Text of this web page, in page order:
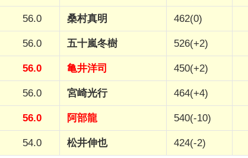
56.0 桑村真明 462(0)
56.0 五十嵐冬樹 526(+2)
56.0 亀井洋司 450(+2)
56.0 宮崎光行 464(+4)
56.0 阿部龍 540(-10)
54.0 松井伸也 424(-2)